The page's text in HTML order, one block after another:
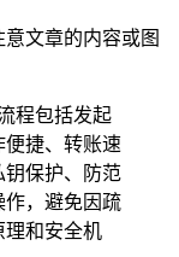
文章的内容或图
程包括发起
便捷、转账速
钥保护、防范
作，避免因疏
理和安全机